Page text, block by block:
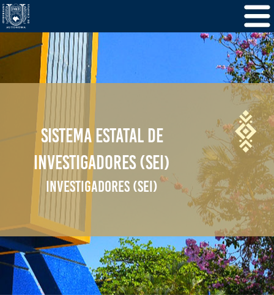
SISTEMA ESTATAL DE
INVESTIGADORES (SEI)
INVESTIGADORES (SEI)